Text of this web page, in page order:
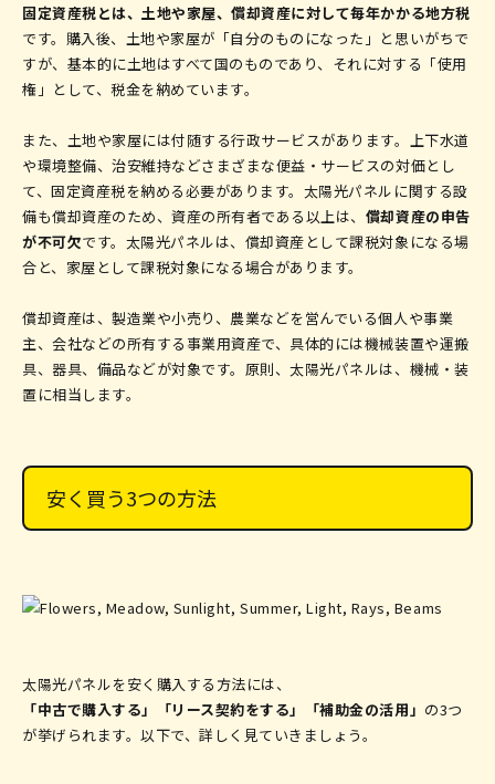
固定資産税とは、土地や家屋、償却資産に対して毎年かかる地方税
です。購入後、土地や家屋が「自分のものになった」と思いがちで
すが、基本的に土地はすべて国のものであり、それに対する「使用
権」として、税金を納めています。
また、土地や家屋には付随する行政サービスがあります。上下水道
や環境整備、治安維持などさまざまな便益・サービスの対価とし
て、固定資産税を納める必要があります。太陽光パネルに関する設
備も償却資産のため、資産の所有者である以上は、 償却資産の申告
が不可欠です。太陽光パネルは、償却資産として課税対象になる場
合と、家屋として課税対象になる場合があります。
償却資産は、製造業や小売り、農業などを営んでいる個人や事業
主、会社などの所有する事業用資産で、具体的には機械装置や運搬
具、器具、備品などが対象です。原則、太陽光パネルは、機械・装
置に相当します。
安く買う3つの方法
太陽光パネルを安く購入する方法には、
「中古で購入する」「リース契約をする」「補助金の活用」 の3つ
が挙げられます。以下で、詳しく見ていきましょう。